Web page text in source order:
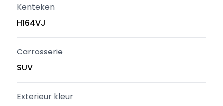
Kenteken
H164VJ
Carrosserie
SUV
Exterieur kleur